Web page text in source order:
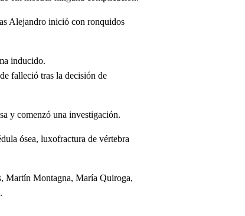
Alejandro inició con ronquidos
inducido.
falleció tras la decisión de
y comenzó una investigación.
ósea, luxofractura de vértebra
Martín Montagna, María Quiroga,